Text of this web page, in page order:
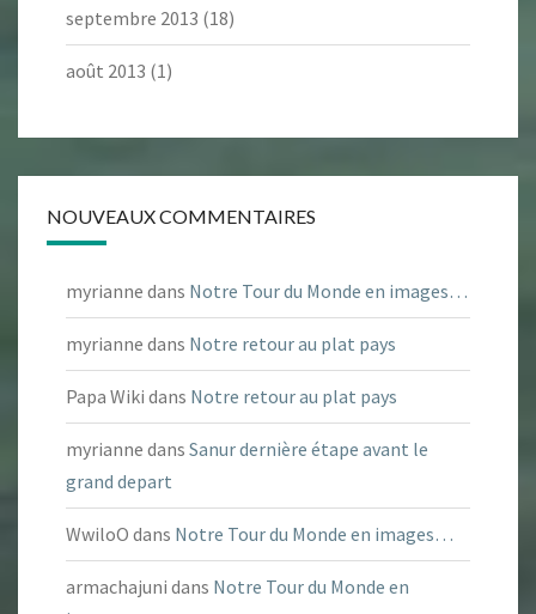
septembre 2013 (18)
août 2013 (1)
NOUVEAUX COMMENTAIRES
myrianne dans Notre Tour du Monde en images…
myrianne dans Notre retour au plat pays
Papa Wiki dans Notre retour au plat pays
myrianne dans Sanur dernière étape avant le
grand depart
WwiloO dans Notre Tour du Monde en images…
armachajuni dans Notre Tour du Monde en